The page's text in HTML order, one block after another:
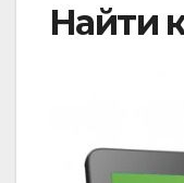
Найти